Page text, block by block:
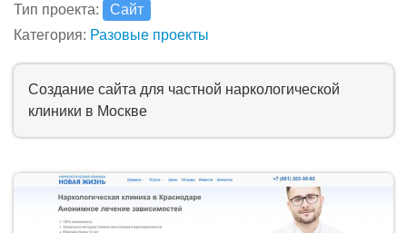
Тип проекта:
Сайт
Категория: Разовые проекты
Создание сайта для частной наркологической
клиники в Москве